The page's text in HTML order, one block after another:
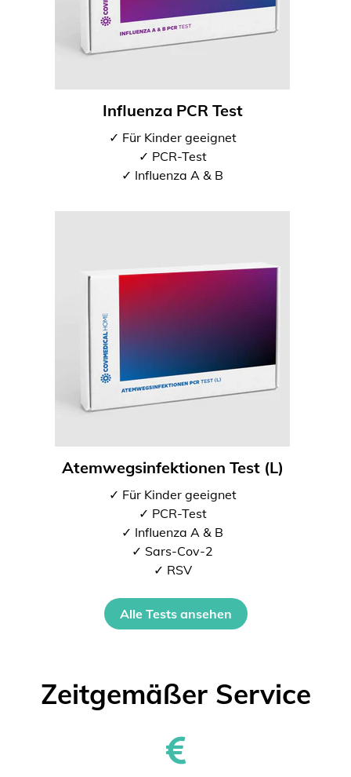
Influenza PCR Test
✓ Für Kinder geeignet
✓ PCR-Test
✓ Influenza A & B
Atemwegsinfektionen Test (L)
✓ Für Kinder geeignet
✓ PCR-Test
✓ Influenza A & B
✓ Sars-Cov-2
✓ RSV
Alle Tests ansehen
Zeitgemäßer Service